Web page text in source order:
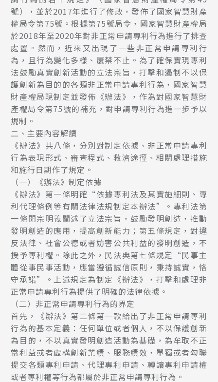
號），並於2017年進行了修改，發佈了國家智慧財產
權局令第75號。根據第75號局令，國家智慧財產權局
於2018年至2020年對非正常申請專利行為進行了排查
處置。然而，近來又出現了一些非正常申請專利行
為，且行為變化多樣、屢禁不止。為了確保實現專利
法鼓勵真實創新活動的立法宗旨，打擊和遏制不以保
護創新為目的的各類非正常申請專利行為，國家智慧
財產權局現制定並發佈《辦法》，作為對國家智慧財
產權局令第75號的補充，對申請專利行為進一步予以
規制。
二、主要內容解讀
《辦法》共八條，分別對制定依據、非正常申請專利
行為表現形式、審查程式、救濟途徑、相關處理措施
和施行日期作了規定。
（一）《辦法》制定依據
《辦法》第一條明確“依據專利法及其實施細則、專
利代理條例等有關法律法規制定本辦法”。專利法第
一條開宗明義闡述了立法宗旨，鼓勵發明創造，推動
發明創造的應用，提高創新能力；第五條規定，對違
反法律、社會公德或者妨害公共利益的發明創造，不
授予專利權。除此之外，民法典第七條規定“民事主
體從事民事活動，應當遵循誠信原則，秉持誠實，恪
守承諾”。上述規定為制定《辦法》，打擊和處理非
正常申請專利行為提供了明確的法律依據。
（二）非正常申請專利行為的界定
首先，《辦法》第二條第一款給出了非正常申請專利
行為的基本定義：任何單位或者個人，不以保護創新
為目的，不以真實發明創造活動為基礎，為牟取不正
當利益或者虛構創新業績、服務績效，單獨或者勾聯
提交各類專利申請、代理專利申請、轉讓專利申請權
或者專利權等行為都屬於非正常申請專利行為。